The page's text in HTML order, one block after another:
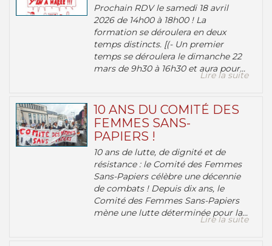
Prochain RDV le samedi 18 avril
2026 de 14h00 à 18h00 ! La
formation se déroulera en deux
temps distincts. [(- Un premier
temps se déroulera le dimanche 22
mars de 9h30 à 16h30 et aura pour...
Lire la suite
10 ANS DU COMITÉ DES
FEMMES SANS-
PAPIERS !
10 ans de lutte, de dignité et de
résistance : le Comité des Femmes
Sans-Papiers célèbre une décennie
de combats ! Depuis dix ans, le
Comité des Femmes Sans-Papiers
mène une lutte déterminée pour la...
Lire la suite